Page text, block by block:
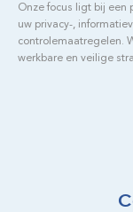
Onze focus ligt bij een
uw privacy-,
controlemaatregelen.
werkbare en veilige